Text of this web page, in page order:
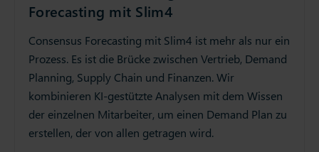
Forecasting mit Slim4
Consensus Forecasting mit Slim4 ist mehr als nur ein
Prozess. Es ist die Brücke zwischen Vertrieb, Demand
Planning, Supply Chain und Finanzen. Wir
kombinieren KI-gestützte Analysen mit dem Wissen
der einzelnen Mitarbeiter, um einen Demand Plan zu
erstellen, der von allen getragen wird.